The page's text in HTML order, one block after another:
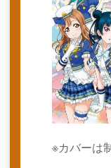
※カバーは